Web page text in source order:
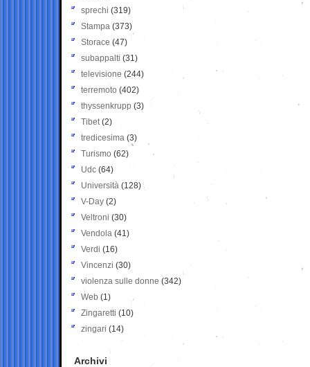
sprechi (319)
Stampa (373)
Storace (47)
subappalti (31)
televisione(244)
terremoto (402)
thyssenkrupp (3)
Tibet(2)
tredicesima (3)
Turismo (62)
Udc (64)
Università (128)
V-Day (2)
Veltroni (30)
Vendola (41)
Verdi (16)
Vincenzi (30)
violenza sulle donne (342)
Web (1)
Zingaretti (10)
zingari (14)
Archivi